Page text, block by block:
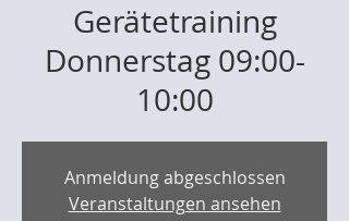
Gerätetraining
Donnerstag 09:00-
10:00
Anmeldung abgeschlossen
Veranstaltungen ansehen